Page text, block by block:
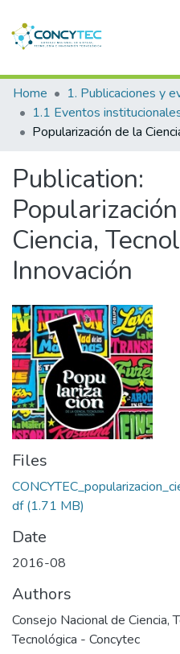
Communities & Collections
Research Outputs
People
Statistics
Home
1.1 Eventos
Publication:
Ciencia,
Innovación
Files
df (1.71 MB)
Date
2016-08
Authors
Consejo Nacional de Ciencia,
Tecnológica - Concytec